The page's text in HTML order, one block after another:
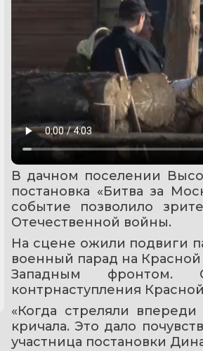
В дачном поселении
постановка «Битва за
событие позволило
Отечественной войны.
На сцене ожили подвиги
военный парад на
Западным фронтом.
контрнаступления
«Когда стреляли
кричала. Это дало
участница постановки